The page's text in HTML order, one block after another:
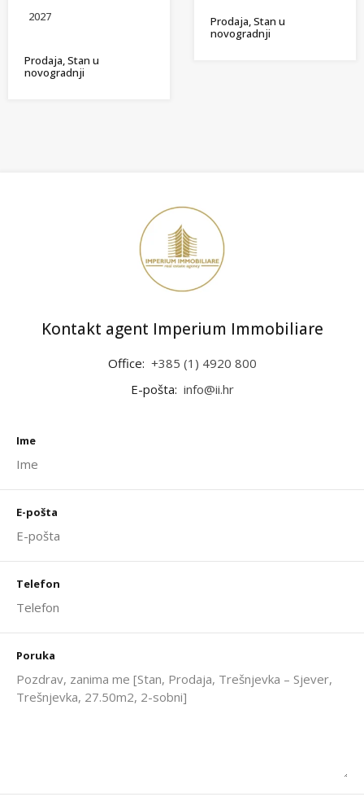
2027
Prodaja, Stan u
novogradnji
Prodaja, Stan u
novogradnji
Kontakt agent Imperium Immobiliare
Office: +385 (1) 4920 800
E-pošta: info@ii.hr
Ime
E-pošta
Telefon
Poruka